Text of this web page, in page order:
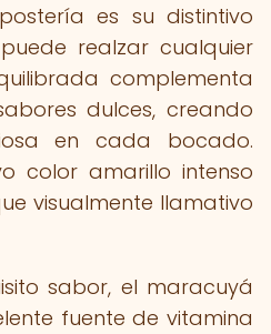
es su distintivo
realzar cualquier
complementa
dulces, creando
en cada bocado.
color amarillo intenso
visualmente llamativo
sabor, el maracuyá
fuente de vitamina